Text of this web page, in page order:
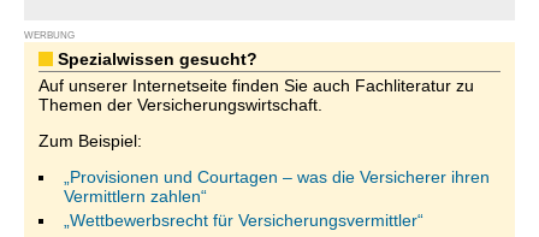
WERBUNG
Spezialwissen gesucht?
Auf unserer Internetseite finden Sie auch Fachliteratur zu
Themen der Versicherungswirtschaft.
Zum Beispiel:
„Provisionen und Courtagen – was die Versicherer ihren
Vermittlern zahlen“
„Wettbewerbsrecht für Versicherungsvermittler“